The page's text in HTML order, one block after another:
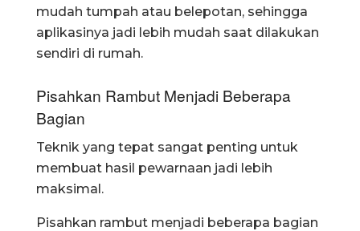
mudah tumpah atau belepotan, sehingga
aplikasinya jadi lebih mudah saat dilakukan
sendiri di rumah.
Pisahkan Rambut Menjadi Beberapa
Bagian
Teknik yang tepat sangat penting untuk
membuat hasil pewarnaan jadi lebih
maksimal.
Pisahkan rambut menjadi beberapa bagian